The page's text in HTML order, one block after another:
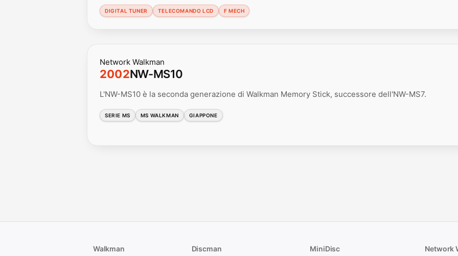
DIGITAL TUNER TELECOMANDO LCD F MECH
Network Walkman
2002NW-MS10
L'NW-MS10 è la seconda generazione di Walkman Memory Stick, successore dell'NW-MS7.
SERIE MS MS WALKMAN GIAPPONE
Walkman Discman MiniDisc Network